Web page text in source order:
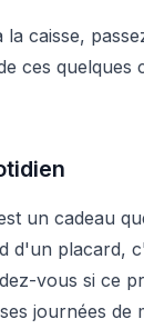
la caisse,
ces quelques
un cadeau
d'un placard,
vous si ce
journées de